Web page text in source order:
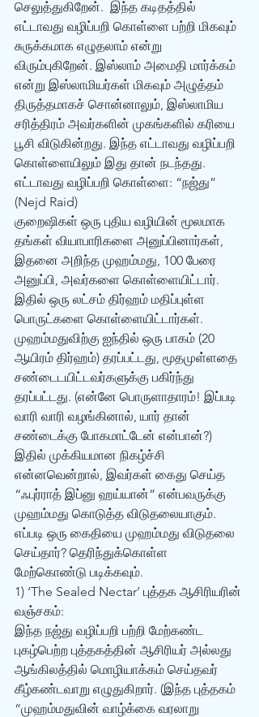
செலுத்துகிறேன்.  இந்த கடிதத்தில்
எட்டாவது வழிப்பறி கொள்ளை பற்றி மிகவும்
சுருக்கமாக எழுதலாம் என்று
விரும்புகிறேன். இஸ்லாம் அமைதி மார்க்கம்
என்று இஸ்லாமியர்கள் மிகவும் அழுத்தம்
திருத்தமாகச் சொன்னாலும், இஸ்லாமிய
சரித்திரம் அவர்களின் முகங்களில் கரியை
பூசி விடுகின்றது. இந்த எட்டாவது வழிப்பறி
கொள்ளையிலும் இது தான் நடந்தது.
எட்டாவது வழிப்பறி கொள்ளை: “நஜ்து”
(Nejd Raid)
குறைஷிகள் ஒரு புதிய வழியின் மூலமாக
தங்கள் வியாபாரிகளை அனுப்பினார்கள்,
இதனை அறிந்த முஹம்மது, 100 பேரை
அனுப்பி, அவர்களை கொள்ளையிட்டார்.
இதில் ஒரு லட்சம் திர்ஹம் மதிப்புள்ள
பொருட்களை கொள்ளையிட்டார்கள்.
முஹம்மதுவிற்கு ஐந்தில் ஒரு பாகம் (20
ஆயிரம் திர்ஹம்) தரப்பட்டது, மூதமுள்ளதை
சண்டைடயிட்டவர்களுக்கு பகிர்ந்து
தரப்பட்டது. (என்னே பொருளாதாரம்! இப்படி
வாரி வாரி வழங்கினால், யார் தான்
சண்டைக்கு போகமாட்டேன் என்பான்?)
இதில் முக்கியமான நிகழ்ச்சி
என்னவென்றால், இவர்கள் கைது செய்த
“ஃபுர்ராத் இப்னு ஹய்யான்” என்பவருக்கு
முஹம்மது கொடுத்த விடுதலையாகும்.
எப்படி ஒரு கைதியை முஹம்மது விடுதலை
செய்தார்? தெரிந்துக்கொள்ள
மேற்கொண்டு படிக்கவும்.
1) ‘The Sealed Nectar’ புத்தக ஆசிரியரின்
வஞ்சகம்:
இந்த நஜ்து வழிப்பறி பற்றி மேற்கண்ட
புகழ்பெற்ற புத்தகத்தின் ஆசிரியர் அல்லது
ஆங்கிலத்தில் மொழியாக்கம் செய்தவர்
கீழ்கண்டவாறு எழுதுகிறார். (இந்த புத்தகம்
“முஹம்மதுவின் வாழ்க்கை வரலாறு